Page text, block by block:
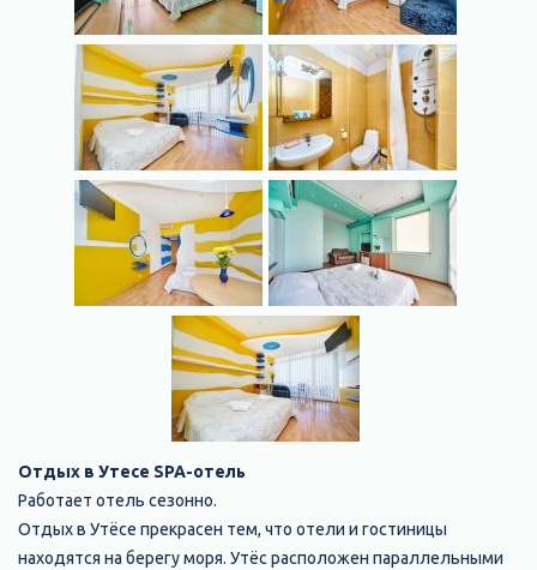
Отдых в Утесе SPA-отель
Работает отель сезонно.
Отдых в Утёсе прекрасен тем, что отели и гостиницы
находятся на берегу моря. Утёс расположен параллельными